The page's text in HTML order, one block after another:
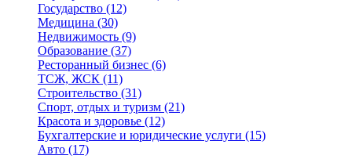
Государство (12)
Медицина (30)
Недвижимость (9)
Образование (37)
Ресторанный бизнес (6)
ТСЖ, ЖСК (11)
Строительство (31)
Спорт, отдых и туризм (21)
Красота и здоровье (12)
Бухгалтерские и юридические услуги (15)
Авто (17)